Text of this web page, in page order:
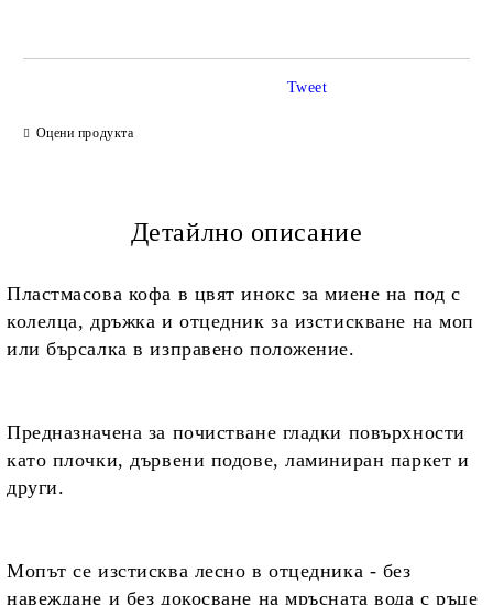
Оцени продукта
Tweet
Детайлно описание
Пластмасова кофа в цвят инокс за миене на под с
колелца, дръжка и отцедник за изстискване на моп
или бърсалка в изправено положение.
Предназначена за почистване гладки повърхности
като плочки, дървени подове, ламиниран паркет и
други.
Мопът се изстисква лесно в отцедника - без
навеждане и без докосване на мръсната вода с ръце